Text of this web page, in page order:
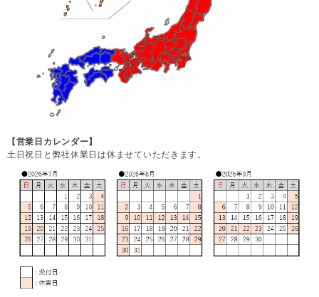
【営業日カレンダー】
土日祝日と弊社休業日は休ませていただきます。